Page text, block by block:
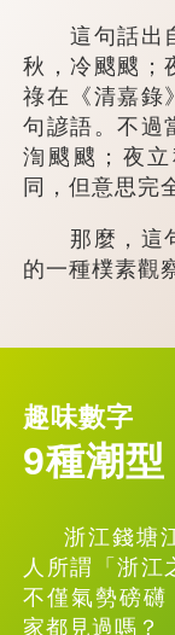
這句話出自
秋，冷颼颼；
祿在《清嘉錄
句諺語。不過
渹颼颼；夜
同，但意思完
那麼，這句
的一種樸素觀
趣味數字
9種潮型
浙江錢塘江
人所謂「浙江
不僅氣勢磅礴
家都見過嗎？